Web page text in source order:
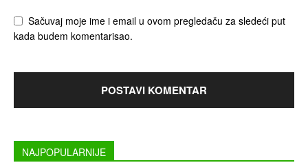
Sačuvaj moje ime i email u ovom pregledaču za sledeći put
kada budem komentarisao.
NAJPOPULARNIJE